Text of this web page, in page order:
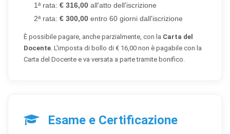
1ª rata: € 316,00 all'atto dell'iscrizione
2ª rata: € 300,00 entro 60 giorni dall'iscrizione
È possibile pagare, anche parzialmente, con la Carta del
Docente. L'imposta di bollo di € 16,00 non è pagabile con la
Carta del Docente e va versata a parte tramite bonifico.
Esame e Certificazione
l'aspetto o il comportamento (es. lingua, layout).
Cookie statistici
Aiutano a capire come gli utenti interagiscono con il
sito tramite dati raccolti in forma anonima o aggregata.